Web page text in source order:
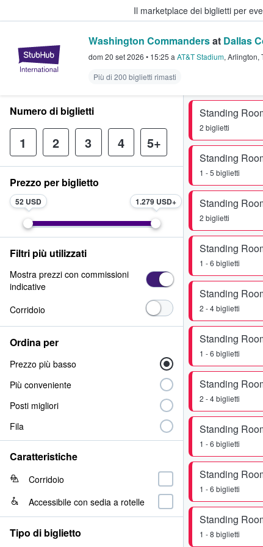
Il marketplace dei biglietti per
StubHub - Dove i fan
Washington Commandersat Dallas
dom 20 set 2026 • 15:25 a AT&T Stadium, Arlington,
Più di 200 biglietti rimasti
Standing
2 biglietti
Standing
1 - 5 biglietti
Standing
2 biglietti
Standing
1 - 6 biglietti
Standing
2 - 4 biglietti
Standing
1 - 6 biglietti
Standing
2 - 4 biglietti
Standing
1 - 6 biglietti
Standing
1 - 6 biglietti
Standing
1 - 8 biglietti
Numero di biglietti
1 2 3 4 5+
Prezzo per biglietto
52 USD 1.279 USD
Filtri più utilizzati
Mostra prezzi con commissioni
indicative
Corridoio
Ordina per
Prezzo più basso
Più conveniente
Posti migliori
Fila
Caratteristiche
Corridoio
Accessibile con sedia a rotelle
Tipo di biglietto